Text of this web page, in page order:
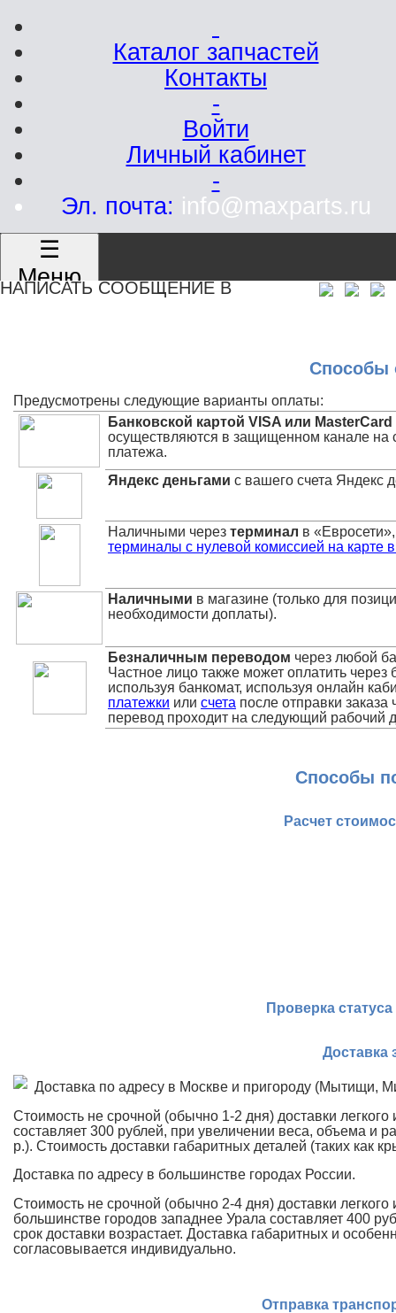
Каталог запчастей
Контакты
-
Войти
Личный кабинет
-
Эл. почта: info@maxparts.ru
☰
Меню
НАПИСАТЬ СООБЩЕНИЕ В
Способы
Предусмотрены следующие варианты оплаты:
Банковской картой VISA или MasterCard
осуществляются в защищенном канале
платежа.
Яндекс деньгами с вашего счета Яндекс
Наличными через терминал в
терминалы с нулевой комиссией на карте
Наличными в магазине (только для
необходимости доплаты).
Безналичным переводом через любой
Частное лицо также может оплатить
используя банкомат, используя онлайн
платежки или счета после отправки
перевод проходит на следующий рабочий
Способы
Расчет
Проверка
Доставка
Доставка по адресу в Москве и пригороду (Мытищи,
Стоимость не срочной (обычно 1-2 дня) доставки легкого
составляет 300 рублей, при увеличении веса, объема и
р.). Стоимость доставки габаритных деталей (таких как
Доставка по адресу в большинстве городах России.
Стоимость не срочной (обычно 2-4 дня) доставки легкого
большинстве городов западнее Урала составляет 400
срок доставки возрастает. Доставка габаритных и
согласовывается индивидуально.
Отправка